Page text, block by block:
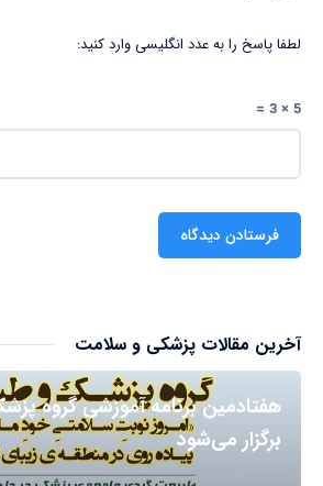
لطفا پاسخ را به عدد انگلیسی وارد کنید:
5 × 3 =
آخرین مقالات پزشکی و سلامت
هفتادمین برنامه آموزشی گروه
برگزار می‌شود